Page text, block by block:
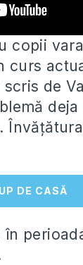
copii
curs
de
DE CASĂ
în